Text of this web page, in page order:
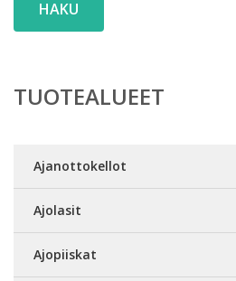
HAKU
TUOTEALUEET
Ajanottokellot
Ajolasit
Ajopiiskat